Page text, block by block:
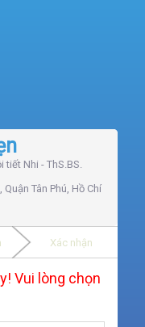
Nhi - ThS.BS.
Tân Phú, Hồ Chí
Xác nhận
Vui lòng chọn